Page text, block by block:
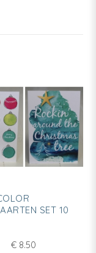
SET 10
€ 8.50